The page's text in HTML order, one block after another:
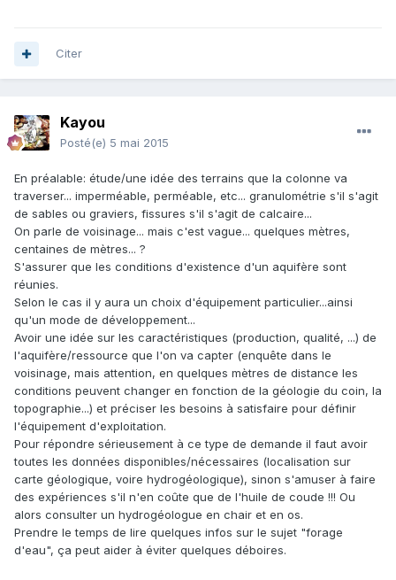
Citer
Kayou
Posté(e) 5 mai 2015
En préalable: étude/une idée des terrains que la colonne va
traverser... imperméable, perméable, etc... granulométrie s'il s'agit
de sables ou graviers, fissures s'il s'agit de calcaire...
On parle de voisinage... mais c'est vague... quelques mètres,
centaines de mètres... ?
S'assurer que les conditions d'existence d'un aquifère sont
réunies.
Selon le cas il y aura un choix d'équipement particulier...ainsi
qu'un mode de développement...
Avoir une idée sur les caractéristiques (production, qualité, ...) de
l'aquifère/ressource que l'on va capter (enquête dans le
voisinage, mais attention, en quelques mètres de distance les
conditions peuvent changer en fonction de la géologie du coin, la
topographie...) et préciser les besoins à satisfaire pour définir
l'équipement d'exploitation.
Pour répondre sérieusement à ce type de demande il faut avoir
toutes les données disponibles/nécessaires (localisation sur
carte géologique, voire hydrogéologique), sinon s'amuser à faire
des expériences s'il n'en coûte que de l'huile de coude !!! Ou
alors consulter un hydrogéologue en chair et en os.
Prendre le temps de lire quelques infos sur le sujet "forage
d'eau", ça peut aider à éviter quelques déboires.